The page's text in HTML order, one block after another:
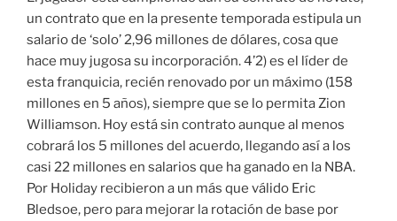
un contrato que en la presente temporada estipula un
salario de ‘solo’ 2,96 millones de dólares, cosa que
hace muy jugosa su incorporación. 4’2) es el líder de
esta franquicia, recién renovado por un máximo (158
millones en 5 años), siempre que se lo permita Zion
Williamson. Hoy está sin contrato aunque al menos
cobrará los 5 millones del acuerdo, llegando así a los
casi 22 millones en salarios que ha ganado en la NBA.
Por Holiday recibieron a un más que válido Eric
Bledsoe, pero para mejorar la rotación de base por